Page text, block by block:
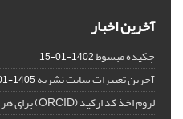
آخرین اخبار
چکیده مبسوط1402-01-15
آخرین تغییرات سایت نشریه1405-01-20
لزوم اخذ کد ارکید (ORCID) برای هر نویسنده